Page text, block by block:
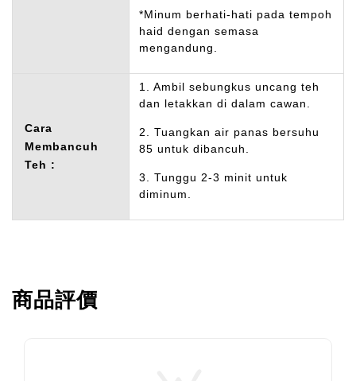
*Minum berhati-hati pada tempoh
haid dengan semasa
mengandung.
Cara
Membancuh
Teh :
1. Ambil sebungkus uncang teh
dan letakkan di dalam cawan.
2. Tuangkan air panas bersuhu
85 untuk dibancuh.
3. Tunggu 2-3 minit untuk
diminum.
商品評價